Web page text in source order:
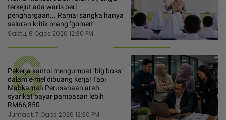
terkejut ada waris beri
penghargaan... Ramai sangka hanya
saluran kritik orang ‘gomen’
Sabtu, 8 Ogos 2026 12:30 PM
6
Pekerja kantoi mengumpat ‘big boss’
dalam e-mel dibuang kerja! Tapi
Mahkamah Perusahaan arah
syarikat bayar pampasan lebih
RM66,850
Jumaat, 7 Ogos 2026 12:30 PM